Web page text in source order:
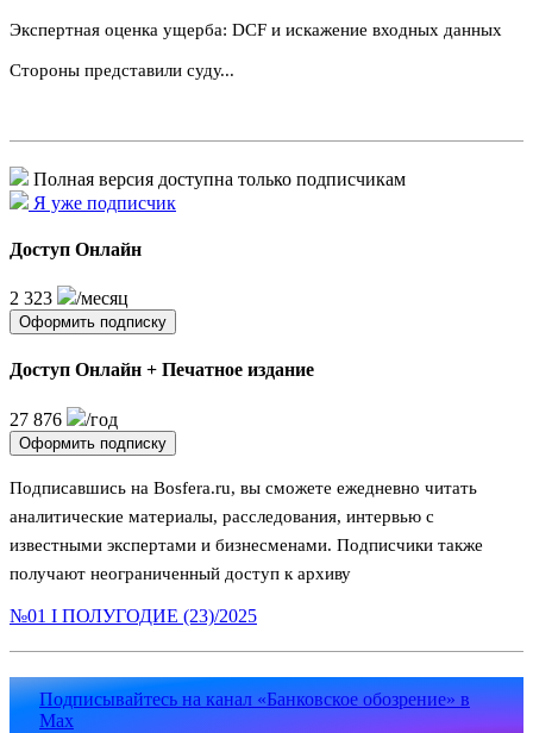
Экспертная оценка ущерба: DCF и искажение входных данных
Стороны представили суду...
Полная версия доступна только подписчикам
Я уже подписчик
Доступ Онлайн
2 323 /месяц
Оформить подписку
Доступ Онлайн + Печатное издание
27 876 /год
Оформить подписку
Подписавшись на Bosfera.ru, вы сможете ежедневно читать
аналитические материалы, расследования, интервью с
известными экспертами и бизнесменами. Подписчики также
получают неограниченный доступ к архиву
№01 I ПОЛУГОДИЕ (23)/2025
Подписывайтесь на канал «Банковское обозрение» в
Max